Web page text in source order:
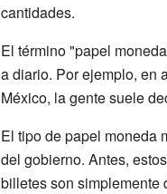
cantidades.
El término "papel
a diario. Por ejemplo, en
México, la gente suele
El tipo de papel moneda
del gobierno. Antes,
billetes son simplemente